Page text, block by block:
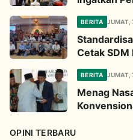
BERITA JUMAT,
Cetak
BERITA JUMAT,
Menag
OPINI TERBARU